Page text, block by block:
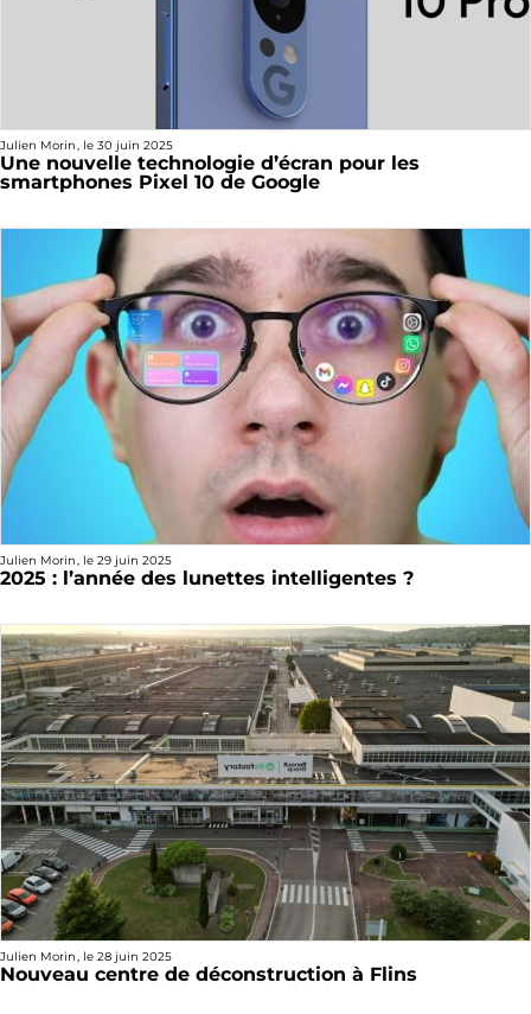
Julien Morin, le 30 juin 2025
Une nouvelle technologie d’écran pour les
smartphones Pixel 10 de Google
Julien Morin, le 29 juin 2025
2025 : l’année des lunettes intelligentes ?
Julien Morin, le 28 juin 2025
Nouveau centre de déconstruction à Flins